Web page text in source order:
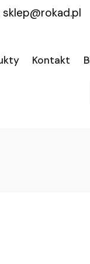
sklep@rokad.pl
Kontakt